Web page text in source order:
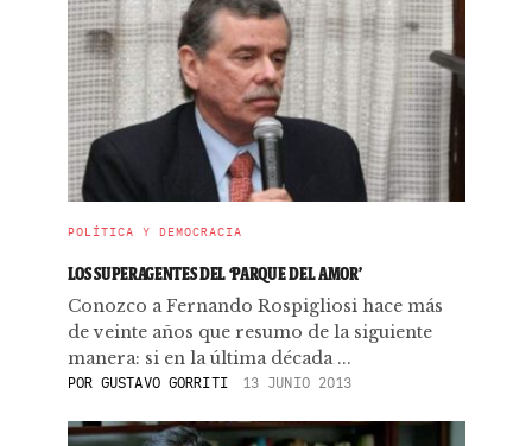
POLÍTICA Y DEMOCRACIA
LOS SUPERAGENTES DEL ‘PARQUE DEL AMOR’
Conozco a Fernando Rospigliosi hace más
de veinte años que resumo de la siguiente
manera: si en la última década ...
POR GUSTAVO GORRITI 13 JUNIO 2013